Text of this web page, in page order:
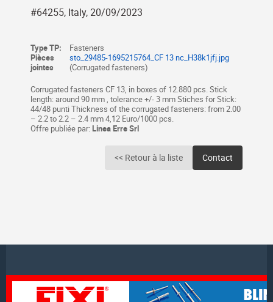
#64255, Italy, 20/09/2023
Type TP:
Fasteners
Pièces
jointes
sto_29485-1695215764_CF 13 nc_H38k1jfj.jpg
(Corrugated fasteners)
Corrugated fasteners CF 13, in boxes of 12.880 pcs. Stick
length: around 90 mm , tolerance +/- 3 mm Stiches for Stick:
44/48 punti Thickness of the corrugated fasteners: from 2.00
– 2.2 to 2.2 – 2.4 mm 4,12 Euro/1000 pcs.
Offre publiée par: Linea Erre Srl
<< Retour à la liste Contact